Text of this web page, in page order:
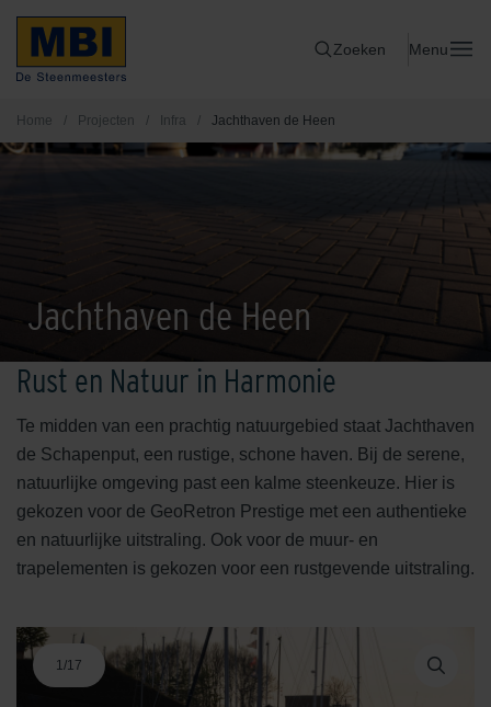
Zoeken Menu
Home / Projecten / Infra / Jachthaven de Heen
Jachthaven de Heen
Rust en Natuur in Harmonie
Te midden van een prachtig natuurgebied staat Jachthaven
de Schapenput, een rustige, schone haven. Bij de serene,
natuurlijke omgeving past een kalme steenkeuze. Hier is
gekozen voor de GeoRetron Prestige met een authentieke
en natuurlijke uitstraling. Ook voor de muur- en
trapelementen is gekozen voor een rustgevende uitstraling.
1/17